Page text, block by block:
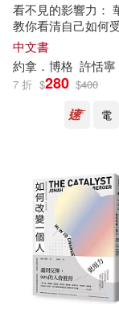
可超商取貨
可港澳店取(9)
可新加坡店
可菲律賓店
上市日期 (可
一個月內上
看不見的影響力：
教你看清自己如何
最好的決定【暢銷慶
中文書
約拿 ． 博格 許恬寧
7 折 $280 $400
電